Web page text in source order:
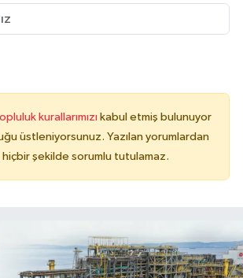
kurallarımızı kabul etmiş bulunuyor
üstleniyorsunuz. Yazılan yorumlardan
hiçbir şekilde sorumlu tutulamaz.